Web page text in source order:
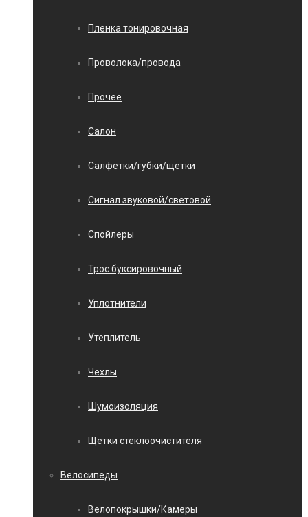
Пленка тонировочная
Проволока/провода
Прочее
Салон
Салфетки/губки/щетки
Сигнал звуковой/световой
Спойлеры
Трос буксировочный
Уплотнители
Утеплитель
Чехлы
Шумоизоляция
Щетки стеклоочистителя
Велосипеды
Велопокрышки/Камеры